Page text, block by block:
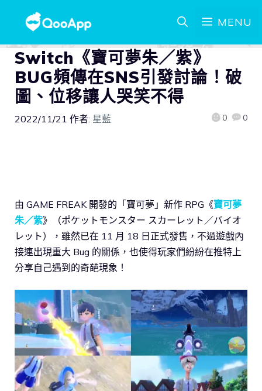
MENU
Switch《寶可夢朱／紫》
BUG頻傳在SNS引發討論！破
圖、位移讓人哭笑不得
2022/11/21 作者: 星藍 0 0
由 GAME FREAK 開發的「寶可夢」新作 RPG《寶可夢
朱／紫》（ポケットモンスター スカーレット／バイオ
レット），雖然已在 11 月 18 日正式發售，不過遊戲內
接連出現重大 Bug 的關係，也使得玩家們紛紛在推特上
分享自己遇到的奇葩現象！